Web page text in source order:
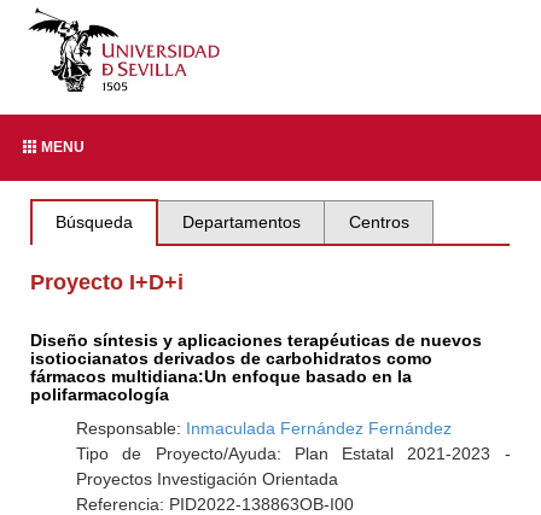
MENU
Búsqueda Departamentos Centros
Proyecto I+D+i
Diseño síntesis y aplicaciones terapéuticas de nuevos
isotiocianatos derivados de carbohidratos como
fármacos multidiana:Un enfoque basado en la
polifarmacología
Responsable: Inmaculada Fernández Fernández
Tipo de Proyecto/Ayuda: Plan Estatal 2021-2023 -
Proyectos Investigación Orientada
Referencia: PID2022-138863OB-I00